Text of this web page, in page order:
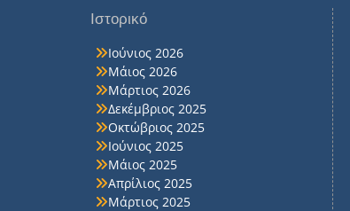
Ιστορικό
Ιούνιος 2026
Μάιος 2026
Μάρτιος 2026
Δεκέμβριος 2025
Οκτώβριος 2025
Ιούνιος 2025
Μάιος 2025
Απρίλιος 2025
Μάρτιος 2025